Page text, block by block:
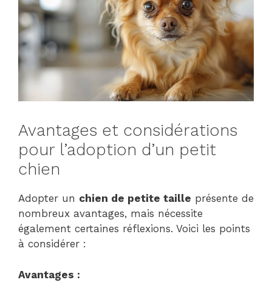
Avantages et considérations
pour l’adoption d’un petit
chien
Adopter un chien de petite taille présente de
nombreux avantages, mais nécessite
également certaines réflexions. Voici les points
à considérer :
Avantages :